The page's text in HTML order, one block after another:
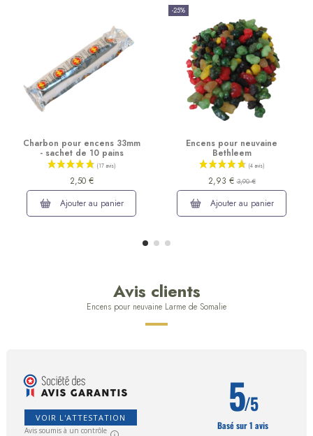
Charbon pour encens 33mm
- sachet de 10 pains
2,50 €
Ajouter au panier
-25%
Encens pour neuvaine
Bethleem
2,93 €3,90 €
Ajouter au panier
Avis clients
Encens pour neuvaine Larme de Somalie
VOIR L'ATTESTATION
Avis soumis à un contrôle
5/5
Basé sur 1 avis